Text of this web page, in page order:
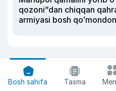
qozoni”dan chiqqan
armiyasi bosh
Bosh sahifa Tasma